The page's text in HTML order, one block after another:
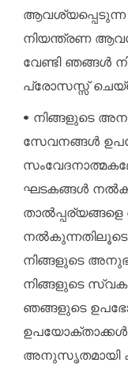
ആവശ്യപ്പെടുന്ന
നിയന്ത്രണ
വേണ്ടി ഞങ്ങൾ
പ്രോസസ്സ്
• നിങ്ങളുടെ
സേവനങ്ങൾ
ഘടകങ്ങൾ
താൽപ്പര്യങ്ങളെ
നിങ്ങളുടെ
നിങ്ങളുടെ
ഞങ്ങളുടെ
അനുസൃതമായി